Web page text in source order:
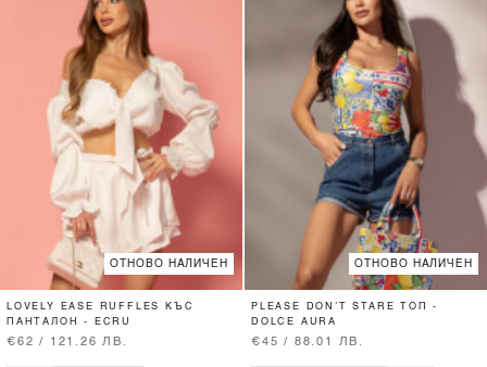
ОТНОВО НАЛИЧЕН
LOVELY EASE RUFFLES КЪС
ПАНТАЛОН - ECRU
€62 / 121.26 ЛВ.
ОТНОВО НАЛИЧЕН
PLEASE DON’T STARE ТОП -
DOLCE AURA
€45 / 88.01 ЛВ.